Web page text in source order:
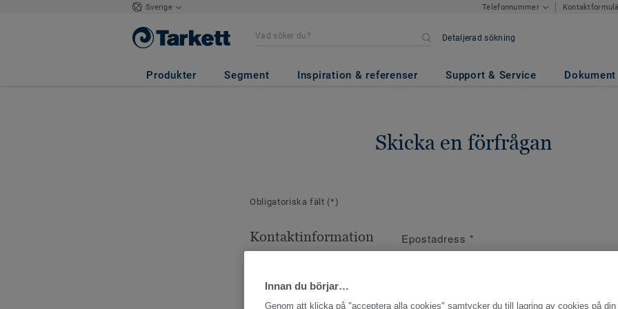
Sverige Telefonnummer
Detaljerad sökning
Produkter Segment Inspiration & referenser Support & Service Dokument
Skicka en förfrågan
Obligatoriska fält (*)
Kontaktinformation Epostadress *
Innan du börjar…
Genom att klicka på "acceptera alla cookies" samtycker du till lagring av cookies på